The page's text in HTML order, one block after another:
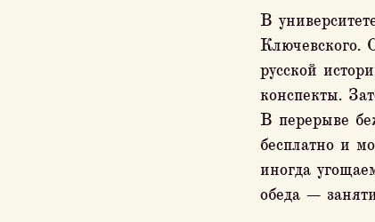
В
Ключевского.
русской
конспекты.
В перерыве
бесплатно и
иногда
обеда —